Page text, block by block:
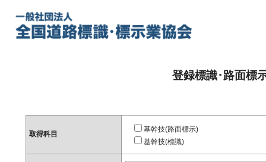
登録標識･路面標
取得科目
基幹技(路面標示)
基幹技(標識)